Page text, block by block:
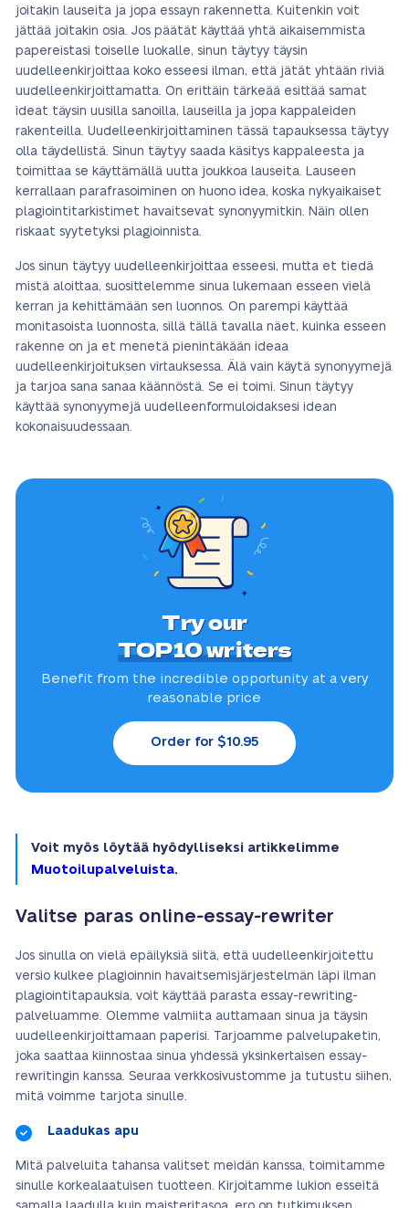
joitakin lauseita ja jopa essayn rakennetta. Kuitenkin voit
jättää joitakin osia. Jos päätät käyttää yhtä aikaisemmista
papereistasi toiselle luokalle, sinun täytyy täysin
uudelleenkirjoittaa koko esseesi ilman, että jätät yhtään riviä
uudelleenkirjoittamatta. On erittäin tärkeää esittää samat
ideat täysin uusilla sanoilla, lauseilla ja jopa kappaleiden
rakenteilla. Uudelleenkirjoittaminen tässä tapauksessa täytyy
olla täydellistä. Sinun täytyy saada käsitys kappaleesta ja
toimittaa se käyttämällä uutta joukkoa lauseita. Lauseen
kerrallaan parafrasoiminen on huono idea, koska nykyaikaiset
plagiointitarkistimet havaitsevat synonyymitkin. Näin ollen
riskaat syytetyksi plagioinnista.
Jos sinun täytyy uudelleenkirjoittaa esseesi, mutta et tiedä
mistä aloittaa, suosittelemme sinua lukemaan esseen vielä
kerran ja kehittämään sen luonnos. On parempi käyttää
monitasoista luonnosta, sillä tällä tavalla näet, kuinka esseen
rakenne on ja et menetä pienintäkään ideaa
uudelleenkirjoituksen virtauksessa. Älä vain käytä synonyymejä
ja tarjoa sana sanaa käännöstä. Se ei toimi. Sinun täytyy
käyttää synonyymejä uudelleenformuloidaksesi idean
kokonaisuudessaan.
Try our
TOP10 writers
Benefit from the incredible opportunity at a very
reasonable price
Order for $10.95
Voit myös löytää hyödylliseksi artikkelimme
Muotoilupalveluista.
Valitse paras online-essay-rewriter
Jos sinulla on vielä epäilyksiä siitä, että uudelleenkirjoitettu
versio kulkee plagioinnin havaitsemisjärjestelmän läpi ilman
plagiointitapauksia, voit käyttää parasta essay-rewriting-
palveluamme. Olemme valmiita auttamaan sinua ja täysin
uudelleenkirjoittamaan paperisi. Tarjoamme palvelupaketin,
joka saattaa kiinnostaa sinua yhdessä yksinkertaisen essay-
rewritingin kanssa. Seuraa verkkosivustomme ja tutustu siihen,
mitä voimme tarjota sinulle.
Laadukas apu
Mitä palveluita tahansa valitset meidän kanssa, toimitamme
sinulle korkealaatuisen tuotteen. Kirjoitamme lukion esseitä